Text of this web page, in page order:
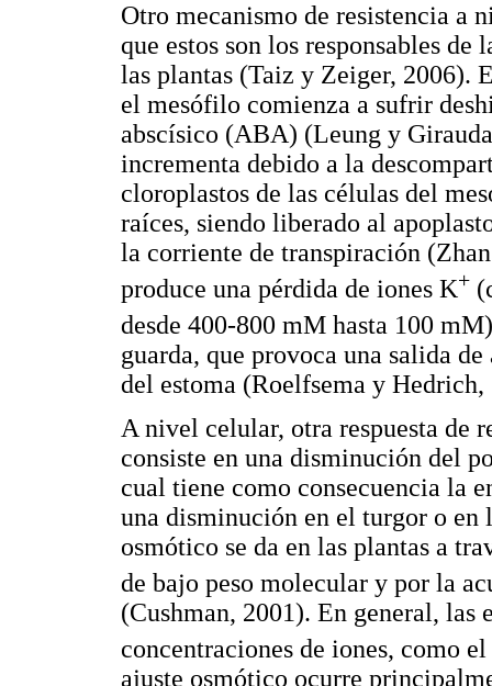
Otro mecanismo de resistencia a
que estos son los responsables
las plantas (Taiz y Zeiger, 2006).
el mesófilo comienza a sufrir
abscísico (ABA) (Leung y
incrementa debido a la
cloroplastos de las células del
raíces, siendo liberado al
la corriente de transpiración
produce una pérdida de iones K+
desde 400-800 mM hasta 100
guarda, que provoca una salida
del estoma (Roelfsema y Hedrich,
A nivel celular, otra respuesta de
consiste en una disminución del
cual tiene como consecuencia la
una disminución en el turgor o
osmótico se da en las plantas a
de bajo peso molecular y por la
(Cushman, 2001). En general, las
concentraciones de iones, como
ajuste osmótico ocurre